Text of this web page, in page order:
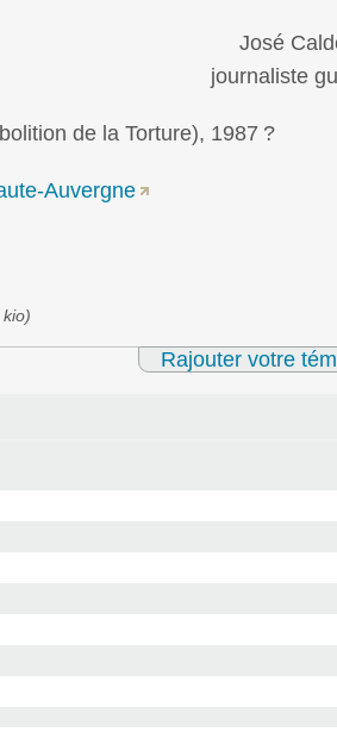
José
journaliste
de la Torture), 1987 ?
Auvergne
kio)
Rajouter votre